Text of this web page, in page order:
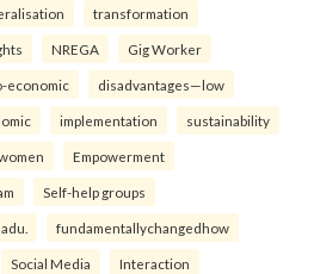
transformation
NREGA Gig Worker
economic disadvantages—low
implementation sustainability
Empowerment
Self-help groups
fundamentallychangedhow
Social Media Interaction